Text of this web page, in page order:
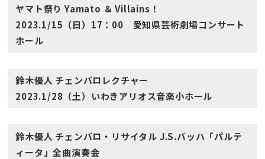
ヤマト祭り Yamato ＆ Villains！
2023.1/15（日）17：00 愛知県芸術劇場コンサート
ホール
鈴木優人 チェンバロレクチャー
2023.1/28（土）いわきアリオス音楽小ホール
鈴木優人 チェンバロ・リサイタル J.S.バッハ「パルテ
ィータ」全曲演奏会